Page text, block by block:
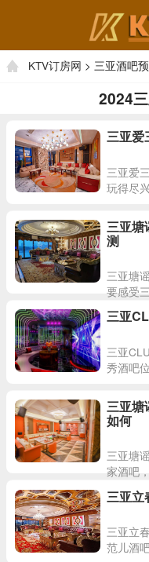
KTV订房网 > 三亚酒吧
2024
三亚爱
三亚爱
玩得尽
价格实
三亚塘
测
三亚塘
要感受
路84
选择。
三亚
三亚
秀酒吧
人还是
三亚塘
如何
三亚塘
家酒吧
19:00
珠。这
三亚立
三亚立
范儿酒